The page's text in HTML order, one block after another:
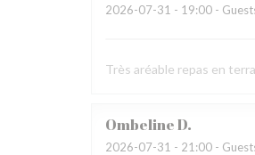
2026-07-31 - 19:00 -
Très aréable repas en
OmbelineD
2026-07-31 - 21:00 -